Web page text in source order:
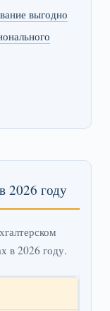
выгодно
году
в 2026 году.